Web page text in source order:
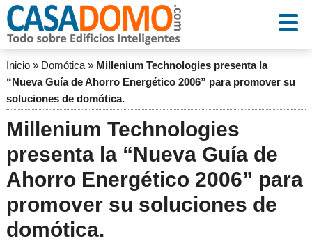
Inicio» Domótica» Millenium Technologies presenta la
“Nueva Guía de Ahorro Energético 2006” para promover su
soluciones de domótica.
Millenium Technologies
presenta la “Nueva Guía de
Ahorro Energético 2006” para
promover su soluciones de
domótica.